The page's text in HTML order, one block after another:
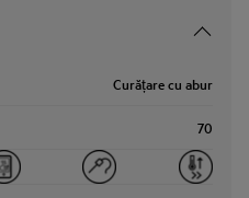
Curățare cu abur
70